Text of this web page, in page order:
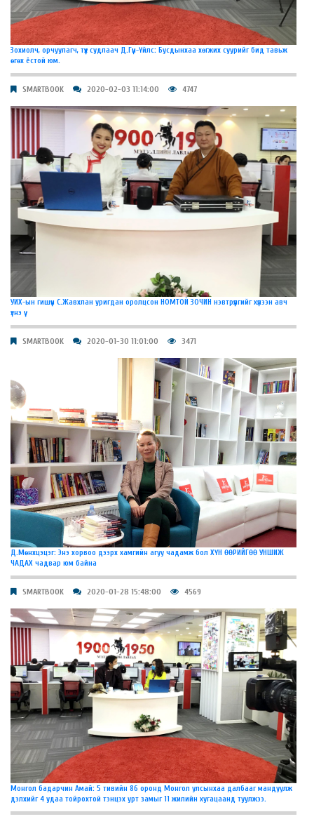
Зохиолч, орчуулагч, түүх судлаач Д.Гүн-Үйлс: Бусдынхаа хөгжих суурийг бид тавьж
өгөх ёстой юм.
SMARTBOOK 2020-02-03 11:14:00 4747
УИХ-ын гишүүн С.Жавхлан уригдан оролцсон НОМТОЙ ЗОЧИН нэвтрүүлгийг хүлээн авч
үзнэ үү
SMARTBOOK 2020-01-30 11:01:00 3471
Д.Мөнхцэцэг: Энэ хорвоо дээрх хамгийн агуу чадамж бол ХҮН ӨӨРИЙГӨӨ УНШИЖ
ЧАДАХ чадвар юм байна
SMARTBOOK 2020-01-28 15:48:00 4569
Монгол бадарчин Амай: 5 тивийн 86 оронд Монгол улсынхаа далбааг мандуулж
дэлхийг 4 удаа тойрохтой тэнцэх урт замыг 11 жилийн хугацаанд туулжээ.